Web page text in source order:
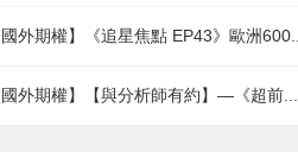
國外期權】《追星焦點 EP43》歐洲600...
國外期權】【與分析師有約】—《超前...